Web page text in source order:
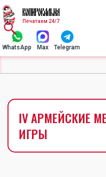
Печатаем 24/7
WhatsApp Max Telegram
IV АРМЕЙСКИЕ
ИГРЫ